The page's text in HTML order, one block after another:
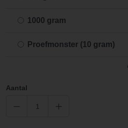
1000 gram
Proefmonster (10 gram)
Aantal